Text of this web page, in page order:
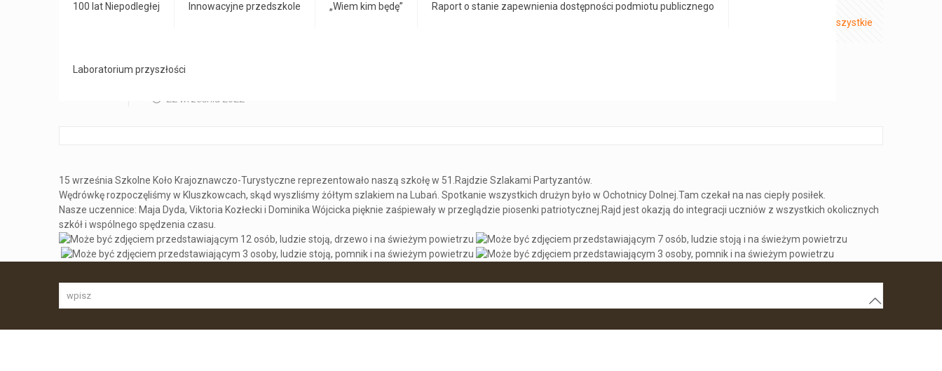
100 lat Niepodległej Innowacyjne przedszkole „Wiem kim będę” Raport o stanie zapewnienia dostępności podmiotu publicznego
Laboratorium przyszłości
Pokaż wszystkie
Rajd Szlakami Partyzantów
22 września 2022
15 września Szkolne Koło Krajoznawczo-Turystyczne reprezentowało naszą szkołę w 51.Rajdzie Szlakami Partyzantów.
Wędrówkę rozpoczęliśmy w Kluszkowcach, skąd wyszliśmy żółtym szlakiem na Lubań. Spotkanie wszystkich drużyn było w Ochotnicy Dolnej.Tam czekał na nas ciepły posiłek.
Nasze uczennice: Maja Dyda, Viktoria Kozłecki i Dominika Wójcicka pięknie zaśpiewały w przeglądzie piosenki patriotycznej.Rajd jest okazją do integracji uczniów z wszystkich okolicznych
szkół i wspólnego spędzenia czasu.